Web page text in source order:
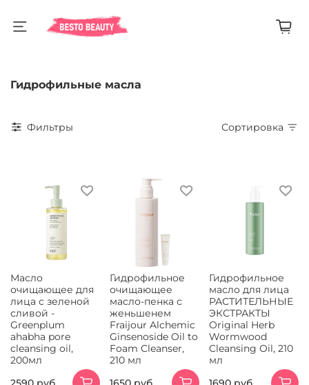
Гидрофильные масла
Фильтры Сортировка
Масло
очищающее для
лица с зеленой
сливой -
Greenplum
ahabha pore
cleansing oil,
200мл
Гидрофильное
очищающее
масло-пенка с
женьшенем
Fraijour Alchemic
Ginsenoside Oil to
Foam Cleanser,
210 мл
Гидрофильное
масло для лица
РАСТИТЕЛЬНЫЕ
ЭКСТРАКТЫ
Original Herb
Wormwood
Cleansing Oil, 210
мл